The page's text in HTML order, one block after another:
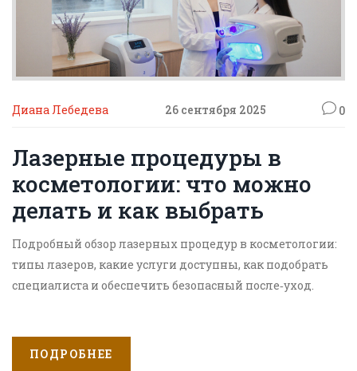
Диана Лебедева 26 сентября 2025 0
Лазерные процедуры в
косметологии: что можно
делать и как выбрать
Подробный обзор лазерных процедур в косметологии:
типы лазеров, какие услуги доступны, как подобрать
специалиста и обеспечить безопасный после‑уход.
ПОДРОБНЕЕ